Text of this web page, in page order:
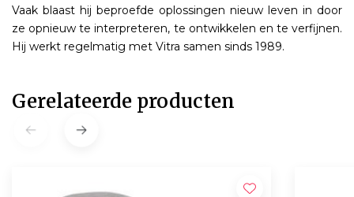
Vaak blaast hij beproefde oplossingen nieuw leven in door
ze opnieuw te interpreteren, te ontwikkelen en te verfijnen.
Hij werkt regelmatig met Vitra samen sinds 1989.
Gerelateerde producten